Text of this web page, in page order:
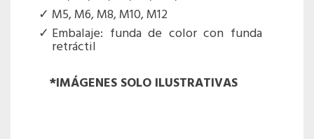
M5, M6, M8, M10, M12
Embalaje: funda de color con funda
retráctil
*IMÁGENES SOLO ILUSTRATIVAS